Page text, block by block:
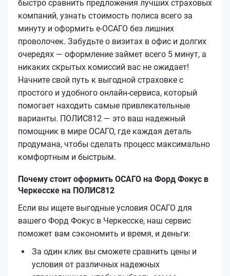
быстро сравнить предложения лучших страховых
компаний, узнать стоимость полиса всего за
минуту и оформить е-ОСАГО без лишних
проволочек. Забудьте о визитах в офис и долгих
очередях — оформление займет всего 5 минут, а
никаких скрытых комиссий вас не ожидает!
Начните свой путь к выгодной страховке с
простого и удобного онлайн-сервиса, который
помогает находить самые привлекательные
варианты. ПОЛИС812 — это ваш надежный
помощник в мире ОСАГО, где каждая деталь
продумана, чтобы сделать процесс максимально
комфортным и быстрым.
Почему стоит оформить ОСАГО на Форд Фокус в
Черкесске на ПОЛИС812
Если вы ищете выгодные условия ОСАГО для
вашего Форд Фокус в Черкесске, наш сервис
поможет вам сэкономить и время, и деньги:
За один клик вы сможете сравнить цены и
условия от различных надежных